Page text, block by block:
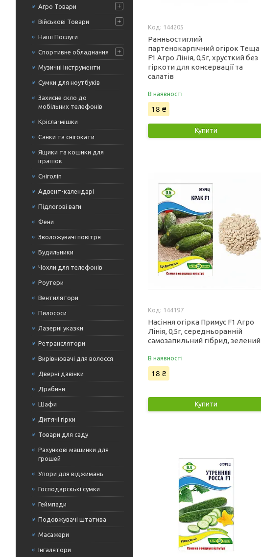
Агро Товари
Військові Товари
Наші Послуги
Спортивне обладнання
Музичні інструменти
Сумки для ноутбуків
Захисне скло до
мобільних телефонів
Крісла-мішки
Санки та снігокати
Ящики та кошики для
іграшок
Сніголіп
Адвент-календарі
Підлогові ваги
Фени
Зволожувачі повітря
Будильники
Чохли для телефонів
Роутери
Вентилятори
Пилососи
Лазерні указки
Ретранслятори
Вирівнювачі для волосся
Дверні дзвінки
Драбини
Шафи
Дитячі гірки
Товари для саду
Рахункові машинки для
грошей
Упори для віджимань
Господарскькі сумки
Геймпади
Подовжувачі штатива
Масажери
Інгалятори
144205
Ранньостиглий
партенокарпічний огірок Теща
F1 Агро Лінія, 0,5г, хрусткий без
гіркоти для консервації та
салатів
В наявності
18 ₴
Купити
144197
Насіння огірка Примус F1 Агро
Лінія, 0,5г, середньоранній
самозапильний гібрид, зелений
В наявності
18 ₴
Купити